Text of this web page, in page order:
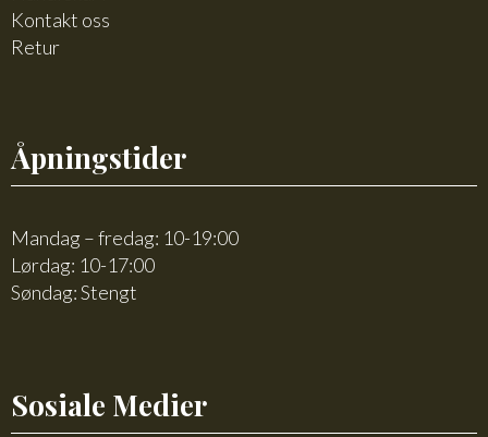
Kontakt oss
Retur
Åpningstider
Mandag – fredag: 10-19:00
Lørdag: 10-17:00
Søndag: Stengt
Sosiale Medier